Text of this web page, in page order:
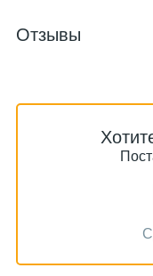
Отзывы